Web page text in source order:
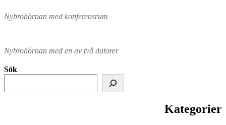
Nybrohörnan med konferensrum
Nybrohörnan med en av två datorer
Sök
Kategorier